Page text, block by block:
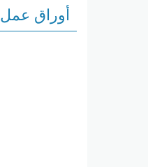
أوراق عمل Review chapter 1 مع الحل العلوم منهج انجليزي الصف الثامن